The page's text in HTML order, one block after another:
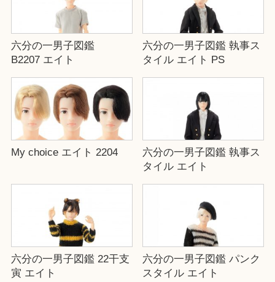
六分の一男子図鑑
B2207 エイト
六分の一男子図鑑 執事ス
タイル エイト PS
My choice エイト 2204
六分の一男子図鑑 執事ス
タイル エイト
六分の一男子図鑑 22干支
寅 エイト
六分の一男子図鑑 パンク
スタイル エイト